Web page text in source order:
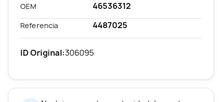
OEM 46536312
Referencia 4487025
ID Original:306095